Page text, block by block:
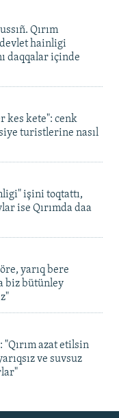
Qırım
hainligi
daqqalar içinde
kes kete": cenk
turistlerine nasıl
işini toqtattı,
ise Qırımda daa
yarıq bere
biz bütünley
"Qırım azat etilsin
ve suvsuz